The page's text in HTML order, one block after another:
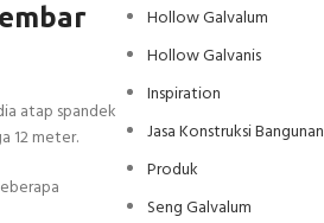
atap spandek
12 meter.
Hollow Galvalum
Hollow Galvanis
Inspiration
Jasa Konstruksi Bangunan
Produk
Seng Galvalum